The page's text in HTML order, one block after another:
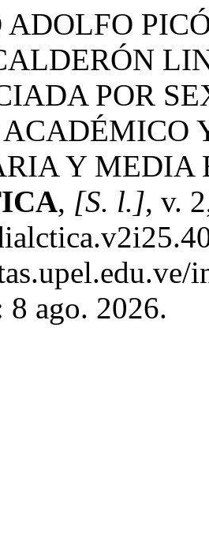
ADOLFO
POR
Y MEDIA
, [S. l.], v.
8 ago. 2026.